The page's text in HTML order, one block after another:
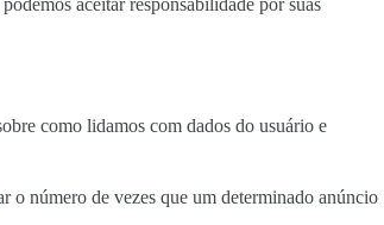
aceitar responsabilidade por suas
como lidamos com dados do usuário e
o número de vezes que um determinado anúncio